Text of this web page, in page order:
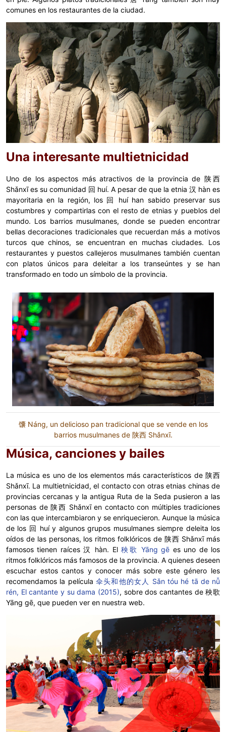
comunes en los restaurantes de la ciudad.
Una interesante multietnicidad
Uno de los aspectos más atractivos de la provincia de 陕西
Shǎnxī es su comunidad 回 huí. A pesar de que la etnia 汉 hàn es
mayoritaria en la región, los 回 huí han sabido preservar sus
costumbres y compartirlas con el resto de etnias y pueblos del
mundo. Los barrios musulmanes, donde se pueden encontrar
bellas decoraciones tradicionales que recuerdan más a motivos
turcos que chinos, se encuentran en muchas ciudades. Los
restaurantes y puestos callejeros musulmanes también cuentan
con platos únicos para deleitar a los transeúntes y se han
transformado en todo un símbolo de la provincia.
馕 Náng, un delicioso pan tradicional que se vende en los
barrios musulmanes de 陕西 Shǎnxī.
Música, canciones y bailes
La música es uno de los elementos más característicos de 陕西
Shǎnxī. La multietnicidad, el contacto con otras etnias chinas de
provincias cercanas y la antigua Ruta de la Seda pusieron a las
personas de 陕西 Shǎnxī en contacto con múltiples tradiciones
con las que intercambiaron y se enriquecieron. Aunque la música
de los 回 huí y algunos grupos musulmanes siempre deleita los
oídos de las personas, los ritmos folklóricos de 陕西 Shǎnxī más
famosos tienen raíces 汉 hàn. El秧歌 Yāng gē es uno de los
ritmos folklóricos más famosos de la provincia. A quienes deseen
escuchar estos cantos y conocer más sobre este género les
recomendamos la película 伞头和他的女人 Sǎn tóu hé tā de nǚ
rén, El cantante y su dama (2015), sobre dos cantantes de 秧歌
Yāng gē, que pueden ver en nuestra web.